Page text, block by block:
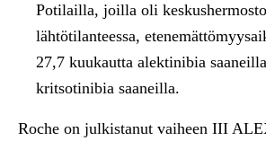
Potilailla, joilla oli
lähtötilanteessa,
27,7 kuukautta alektinibia
kritsotinibia saaneilla.
Roche on julkistanut vaiheen III